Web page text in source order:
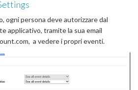
ogni persona deve autorizzare dal
applicativo, tramite la sua email
a vedere i propri eventi.